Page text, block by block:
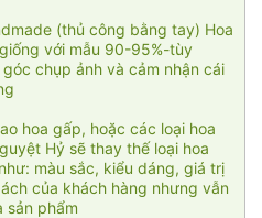
(thủ công bằng tay) Hoa
với mẫu 90-95%-tùy
chụp ảnh và cảm nhận cái
hoa gấp, hoặc các loại hoa
Hỷ sẽ thay thế loại hoa
màu sắc, kiểu dáng, giá trị
của khách hàng nhưng vẫn
sản phẩm